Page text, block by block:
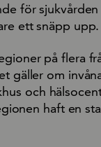
för sjukvården
ett snäpp upp.
på flera
gäller om
och
haft en